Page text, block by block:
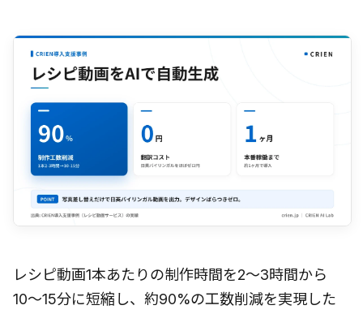
レシピ動画1本あたりの制作時間を2〜3時間から
10〜15分に短縮し、約90%の工数削減を実現した